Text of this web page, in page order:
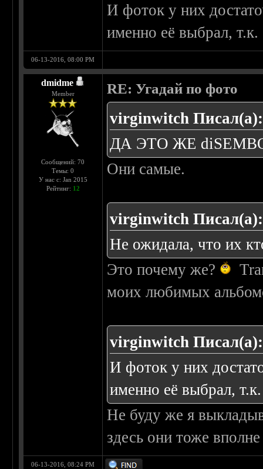
И фоток у них
именно её выбрал,
06-13-2016, 08:00 PM
dmidme
Member
Сообщений: 70
Темы: 0
У нас с: Jan 2015
Рейтинг: 12
RE: Угадай по фото
virginwitch Писал(а):
ДА ЭТО ЖЕ
Они самые.
virginwitch Писал(а):
Не ожидала, что их
Это почему же?
моих любимых
virginwitch Писал(а):
И фоток у них
именно её выбрал,
Не буду же я
здесь они тоже
06-13-2016, 08:24 PM